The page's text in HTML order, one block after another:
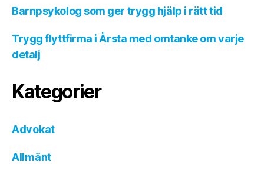
Barnpsykolog som ger trygg hjälp i rätt tid
Trygg flyttfirma i Årsta med omtanke om varje
detalj
Kategorier
Advokat
Allmänt